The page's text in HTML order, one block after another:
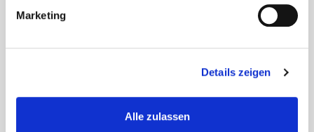
Marketing
Details zeigen
Alle zulassen